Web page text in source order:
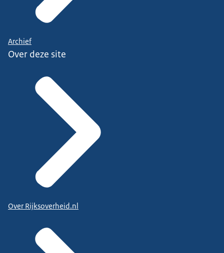
Archief
Over deze site
Over Rijksoverheid.nl